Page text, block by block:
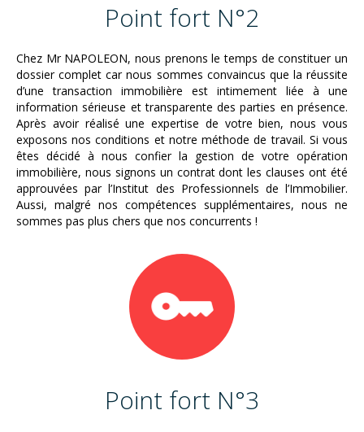
Point fort N°2
Chez Mr NAPOLEON, nous prenons le temps de constituer un
dossier complet car nous sommes convaincus que la réussite
d’une transaction immobilière est intimement liée à une
information sérieuse et transparente des parties en présence.
Après avoir réalisé une expertise de votre bien, nous vous
exposons nos conditions et notre méthode de travail. Si vous
êtes décidé à nous confier la gestion de votre opération
immobilière, nous signons un contrat dont les clauses ont été
approuvées par l’Institut des Professionnels de l’Immobilier.
Aussi, malgré nos compétences supplémentaires, nous ne
sommes pas plus chers que nos concurrents !
Point fort N°3